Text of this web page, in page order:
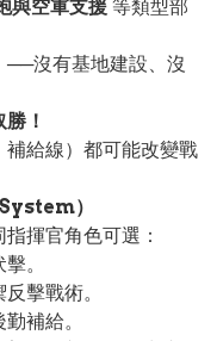
與空軍支援 等類型部
──沒有基地建設、沒
！
給線）都可能改變戰
）
揮官角色可選：
。
擊戰術。
補給。